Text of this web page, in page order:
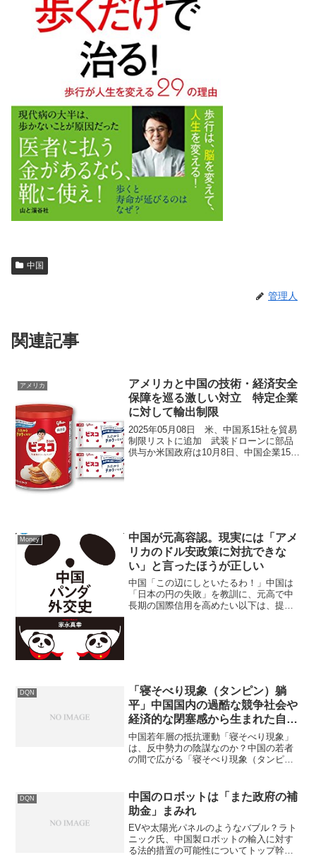
中国
管理人
関連記事
アメリカ
アメリカと中国の技術・経済安全
保障を巡る激しい対立 特定企業
に対して輸出制限
2025年05月08日 米、中国系15社を貿易
制限リストに追加 武装ドローンに部品
供与か米国政府は10月8日、中国企業15社
Money
中国が元高容認。現実には「アメ
リカのドル安政策に対抗できな
い」と言ったほうが正しい
中国「この辺にしといたるわ！」中国は
「日本の円の失敗」を教訓に、元高で中
長期の国際信用を高めたい以下は、提示
DQN
「寝そべり現象（タンピン）躺
平」中国国内の過酷な競争社会や
経済的な閉塞感から生まれた自発
的な抵抗運動
中国若年層の抵抗運動「寝そべり現象」
は、反中勢力の陰謀なのか？中国の若者
の間で広がる「寝そべり現象（タンピ
感から生まれた自発的な抵抗運動です。
中国政府がこれを「海外勢力...
DQN
中国のロボットは「また政府の補
助金」まみれ
EVや太陽光パネルのようなバブル？ラト
ニック氏、中国製ロボットの輸入に対す
る法的措置の可能性についてトップ幹部